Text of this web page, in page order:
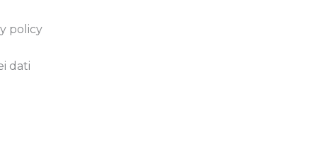
policy
dati